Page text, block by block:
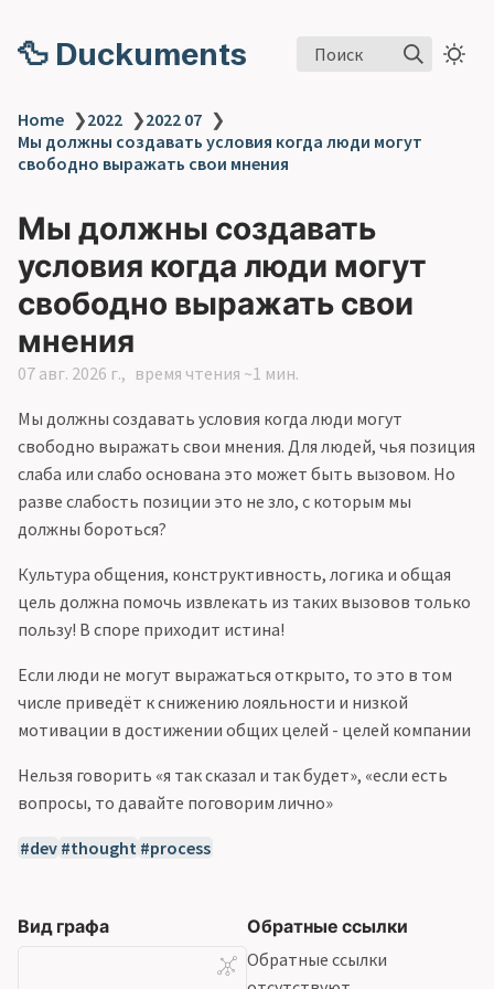
🦆 Duckuments Поиск
Home ❯2022 ❯2022 07 ❯
Мы должны создавать условия когда люди могут
свободно выражать свои мнения
Мы должны создавать
условия когда люди могут
свободно выражать свои
мнения
07 авг. 2026 г. время чтения ~1 мин.
Мы должны создавать условия когда люди могут
свободно выражать свои мнения. Для людей, чья позиция
слаба или слабо основана это может быть вызовом. Но
разве слабость позиции это не зло, с которым мы
должны бороться?
Культура общения, конструктивность, логика и общая
цель должна помочь извлекать из таких вызовов только
пользу! В споре приходит истина!
Если люди не могут выражаться открыто, то это в том
числе приведёт к снижению лояльности и низкой
мотивации в достижении общих целей - целей компании
Нельзя говорить «я так сказал и так будет», «если есть
вопросы, то давайте поговорим лично»
dev thought process
Вид графа
Обратные ссылки
Обратные ссылки